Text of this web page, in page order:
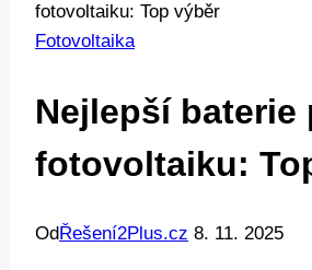
fotovoltaiku: Top výběr
Fotovoltaika
Nejlepší baterie
fotovoltaiku:
Od Řešení2Plus.cz 8. 11. 2025